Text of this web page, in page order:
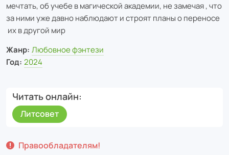
мечтать, об учебе в магической академии, не замечая , что
за ними уже давно наблюдают и строят планы о переносе
их в другой мир
Жанр: Любовное фэнтези
Год: 2024
Читать онлайн
Литсовет
Правообладателям!